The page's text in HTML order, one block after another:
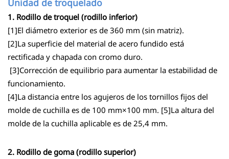
Unidad de troquelado
1. Rodillo de troquel (rodillo inferior)
[1]El diámetro exterior es de 360 mm (sin matriz).
[2]La superficie del material de acero fundido está
rectificada y chapada con cromo duro.
[3]Corrección de equilibrio para aumentar la estabilidad de
funcionamiento.
[4]La distancia entre los agujeros de los tornillos fijos del
molde de cuchilla es de 100 mm×100 mm. [5]La altura del
molde de la cuchilla aplicable es de 25,4 mm.
2. Rodillo de goma (rodillo superior)